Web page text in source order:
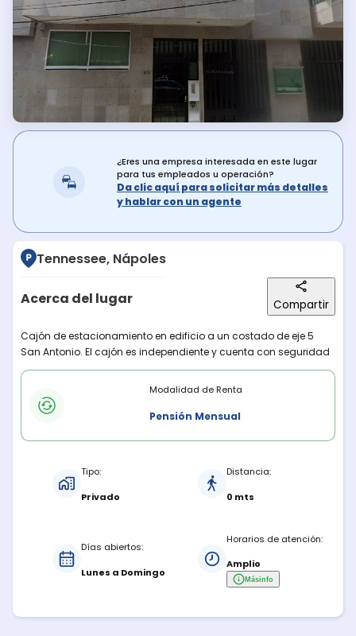
¿Eres una empresa interesada en este lugar
para tus empleados u operación?
Da clic aquí para solicitar más detalles
y hablar con un agente
Tennessee, Nápoles
Acerca del lugar Compartir
Descripción del lugar
Cajón de estacionamiento en edificio a un costado de eje 5
San Antonio. El cajón es independiente y cuenta con seguridad
Modalidades de rentaModalidad de Renta
Pensión Mensual
Tipo:
Privado
Distancia:
0 mts
Días abiertos:
Lunes a Domingo
Horarios de atención:
Amplio
Másinfo